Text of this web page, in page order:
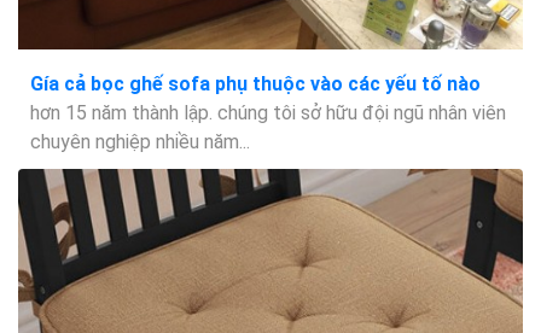
Gía cả bọc ghế sofa phụ thuộc vào các yếu tố nào
hơn 15 năm thành lập. chúng tôi sở hữu đội ngũ nhân viên
chuyên nghiệp nhiều năm...